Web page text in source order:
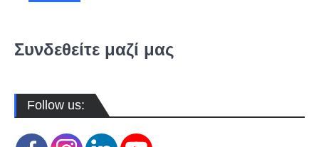
Συνδεθείτε μαζί μας
Follow us: